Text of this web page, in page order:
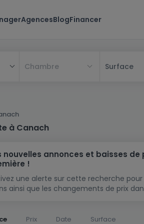
AgencesBlogFinancer
Chambre Surface
à Canach
nouvelles annonces et baisses de
!
une alerte sur cette recherche
ainsi que les changements de prix
Prix Date Surface